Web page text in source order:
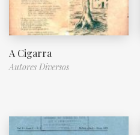
A Cigarra
Autores Diversos